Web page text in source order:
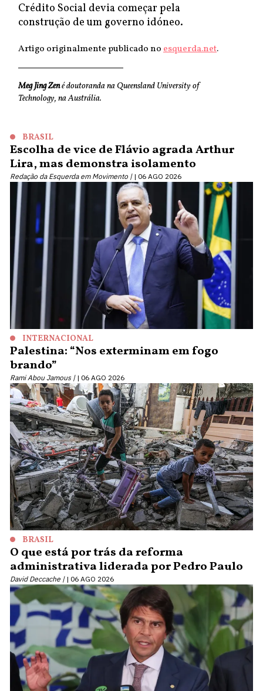
Crédito Social devia começar pela
construção de um governo idóneo.
Artigo originalmente publicado noesquerda.net.
Meg Jing Zené doutoranda na Queensland University of
Technology, na Austrália.
BRASIL
Escolha de vice de Flávio agrada Arthur
Lira, mas demonstra isolamento
Redação da Esquerda em Movimento | 06 AGO 2026
INTERNACIONAL
Palestina: “Nos exterminam em fogo
brando”
Rami Abou Jamous | 06 AGO 2026
BRASIL
O que está por trás da reforma
administrativa liderada por Pedro Paulo
David Deccache | 06 AGO 2026